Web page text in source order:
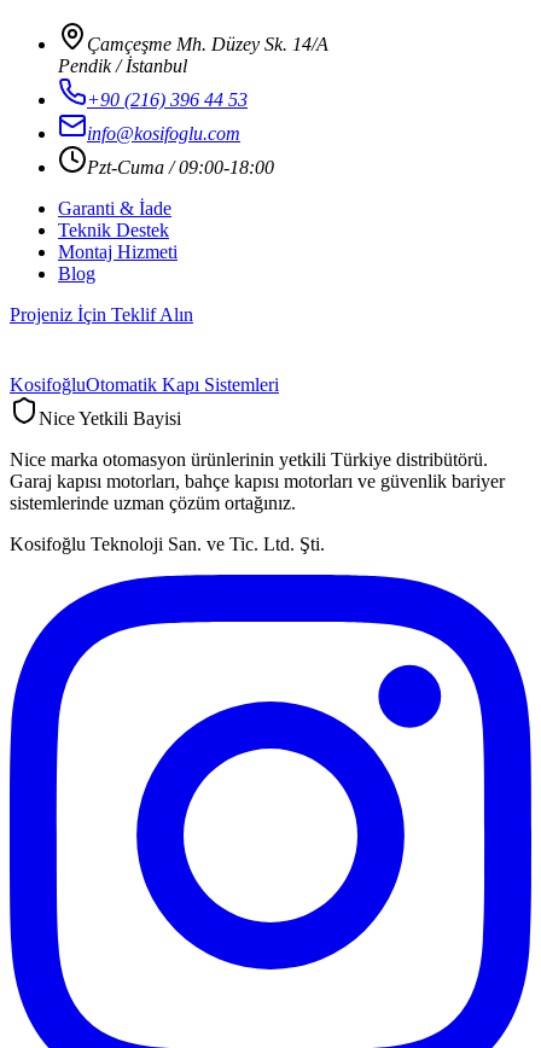
Çamçeşme Mh. Düzey Sk. 14/A
Pendik / İstanbul
+90 (216) 396 44 53
info@kosifoglu.com
Pzt-Cuma / 09:00-18:00
Garanti & İade
Teknik Destek
Montaj Hizmeti
Blog
Projeniz İçin Teklif Alın
KosifoğluOtomatik Kapı Sistemleri
Nice Yetkili Bayisi
Nice marka otomasyon ürünlerinin yetkili Türkiye distribütörü.
Garaj kapısı motorları, bahçe kapısı motorları ve güvenlik bariyer
sistemlerinde uzman çözüm ortağınız.
Kosifoğlu Teknoloji San. ve Tic. Ltd. Şti.